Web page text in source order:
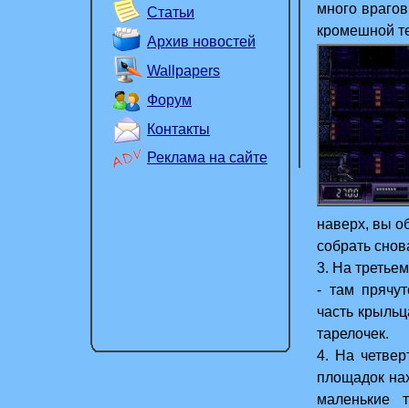
много
кромешной
наверх, вы
собрать
3. На
- там
часть
тарелочек.
4. На
площадок
маленькие
Архив новостей
Wallpapers
Контакты
Статьи
Реклама на сайте
Форум